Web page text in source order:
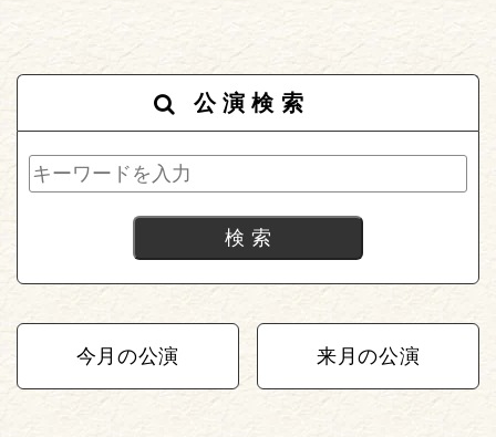
公演検索
今月の公演 来月の公演